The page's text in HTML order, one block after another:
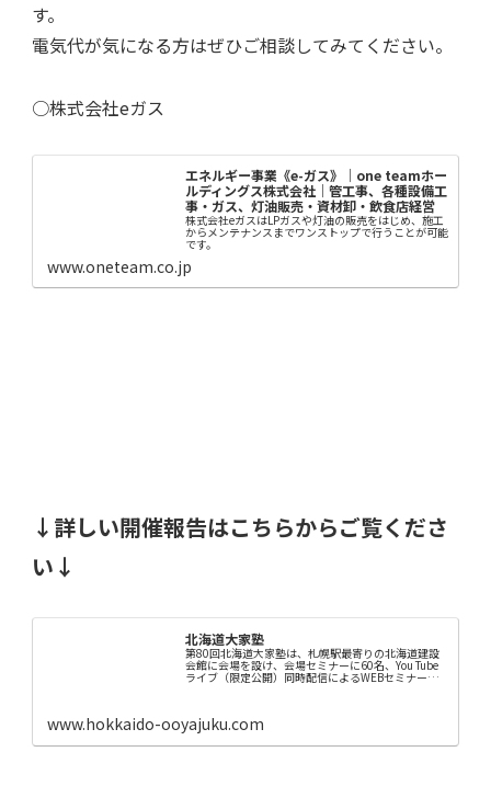
す。
電気代が気になる方はぜひご相談してみてください。
○株式会社eガス
エネルギー事業《e-ガス》｜one teamホー
ルディングス株式会社｜管工事、各種設備工
事・ガス、灯油販売・資材卸・飲食店経営
株式会社eガスはLPガスや灯油の販売をはじめ、施工
からメンテナンスまでワンストップで行うことが可能
です。
www.oneteam.co.jp
↓詳しい開催報告はこちらからご覧くださ
い↓
北海道大家塾
第80回北海道大家塾は、札幌駅最寄りの北海道建設
会館に会場を設け、会場セミナーに60名、You Tube
ライブ（限定公開）同時配信によるWEBセミナー
www.hokkaido-ooyajuku.com